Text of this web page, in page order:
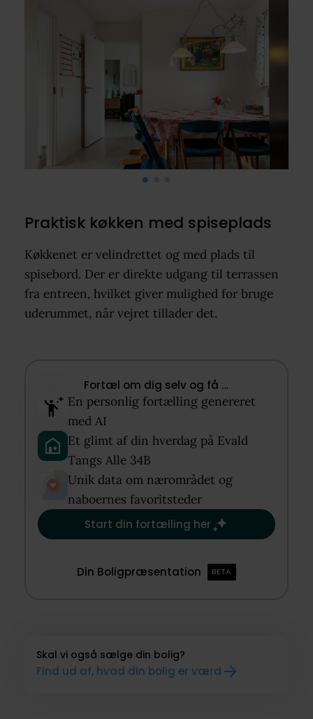
Praktisk køkken med spiseplads
Køkkenet er velindrettet og med plads til
spisebord. Der er direkte udgang til terrassen
fra entreen, hvilket giver mulighed for bruge
uderummet, når vejret tillader det.
Fortæl om dig selv og få …​
En personlig fortælling genereret
med AI​
Et glimt af din hverdag på Evald
Tangs Alle 34B​
Unik data om nærområdet og
naboernes favoritsteder​
Start din fortælling her
Din Boligpræsentation BETA
Skal vi også sælge din bolig?
Find ud af, hvad din bolig er værd